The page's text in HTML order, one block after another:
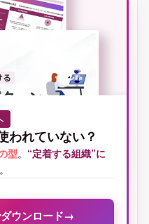
われていない？
型。 “定着する組織”に
ウンロード→